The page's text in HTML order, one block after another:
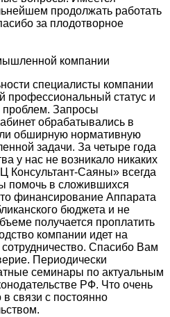
продолжать работать
за плодотворное
компании
специалисты компании
профессиональный статус и
проблем. Запросы
обрабатывались в
обширную нормативную
задачи. За четыре года
у нас не возникало никаких
Консультант-Саяны» всегда
помочь в сложившихся
финансирование Аппарата
бюджета и не
получается проплатить
компании идет на
Спасибо Вам
Периодически
семинары по актуальным
РФ. Что очень
связи с постоянно